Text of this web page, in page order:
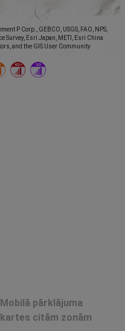
P Corp., GEBCO, USGS, FAO, NPS,
Survey, Esri Japan, METI, Esri China
and the GIS User Community
Mobilā pārklājuma
kartes citām zonām